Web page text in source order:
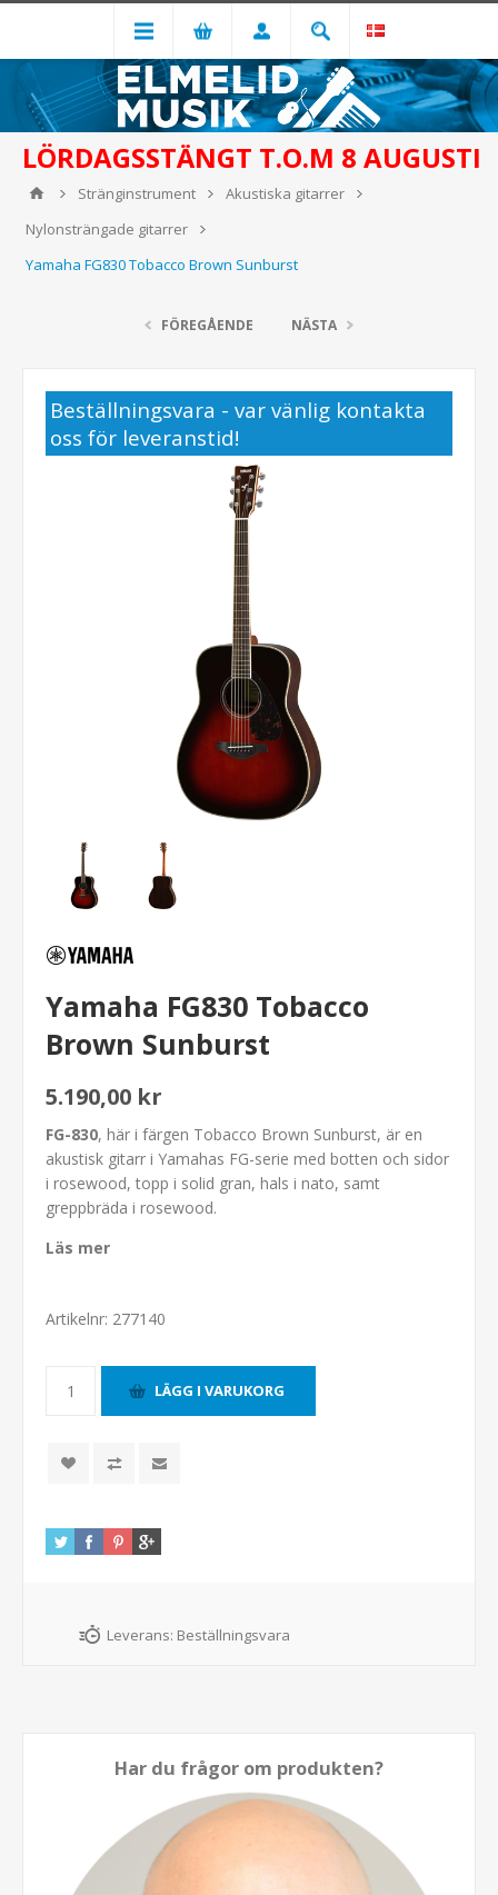
LÖRDAGSSTÄNGT T.O.M 8 AUGUSTI
Stränginstrument
Akustiska gitarrer
Nylonsträngade gitarrer
Yamaha FG830 Tobacco Brown Sunburst
FÖREGÅENDE NÄSTA
Beställningsvara - var vänlig kontakta
oss för leveranstid!
Yamaha FG830 Tobacco
Brown Sunburst
5.190,00 kr
FG-830, här i färgen Tobacco Brown Sunburst, är en
akustisk gitarr i Yamahas FG-serie med botten och sidor
i rosewood, topp i solid gran, hals i nato, samt
greppbräda i rosewood.
Läs mer
Artikelnr: 277140
Leverans: Beställningsvara
Har du frågor om produkten?